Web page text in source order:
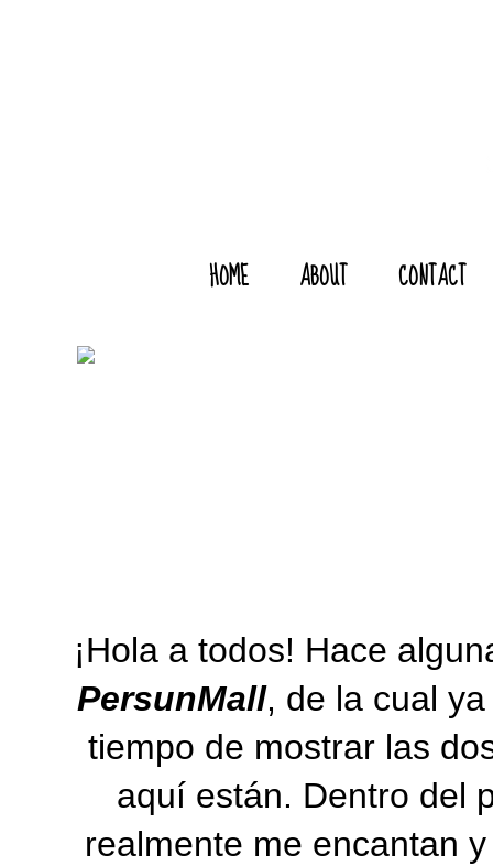
HOME ABOUT CONTACT
¡Hola a todos! Hace
PersunMall, de la cual
tiempo de mostrar las
aquí están. Dentro del
realmente me encantan